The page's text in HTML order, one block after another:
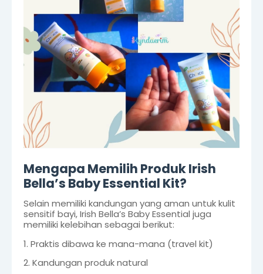
Mengapa Memilih Produk Irish
Bella’s Baby Essential Kit?
Selain memiliki kandungan yang aman untuk kulit
sensitif bayi, Irish Bella’s Baby Essential juga
memiliki kelebihan sebagai berikut:
1. Praktis dibawa ke mana-mana (travel kit)
2. Kandungan produk natural